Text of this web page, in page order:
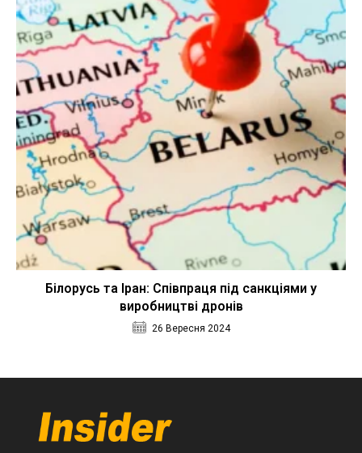
Білорусь та Іран: Співпраця під санкціями у
виробництві дронів
26 Вересня 2024